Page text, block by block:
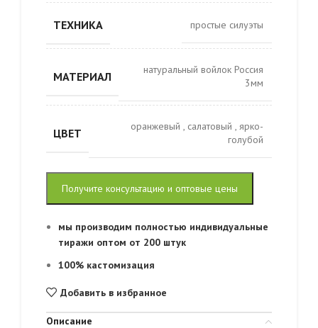
ТЕХНИКА простые силуэты
МАТЕРИАЛ
натуральный войлок Россия
3мм
ЦВЕТ оранжевый , салатовый , ярко-
голубой
Получите консультацию и оптовые цены
мы производим полностью индивидуальные
тиражи оптом от 200 штук
100% кастомизация
Добавить в избранное
Описание